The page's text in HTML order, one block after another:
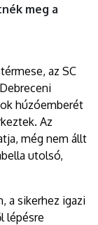
meg a
az SC
húzóemberét
Az
még nem állt
utolsó,
a sikerhez igazi
lépésre